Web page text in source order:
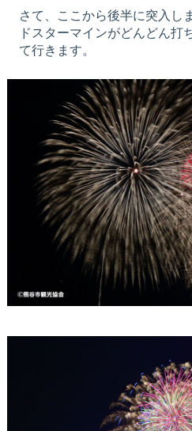
さて、ここから後半に突入し
ドスターマインがどんどん打
て行きます。